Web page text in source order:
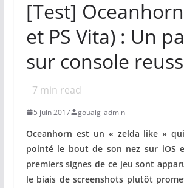
[Test]
et PS Vita) : Un
sur console
7 min read
5 juin 2017 gouaig_admin
Oceanhorn est un « zelda like »
pointé le bout de son nez sur iOS
premiers signes de ce jeu sont
le biais de screenshots plutôt